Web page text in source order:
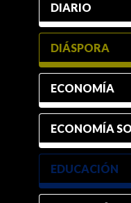
DIARIO
DIÁSPORA
ECONOMÍA
ECONOMÍA
EDUCACIÓN